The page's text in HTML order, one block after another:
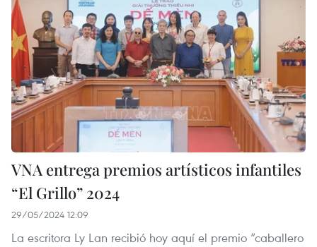
VNA entrega premios artísticos infantiles
“El Grillo” 2024
29/05/2024 12:09
La escritora Ly Lan recibió hoy aquí el premio “caballero